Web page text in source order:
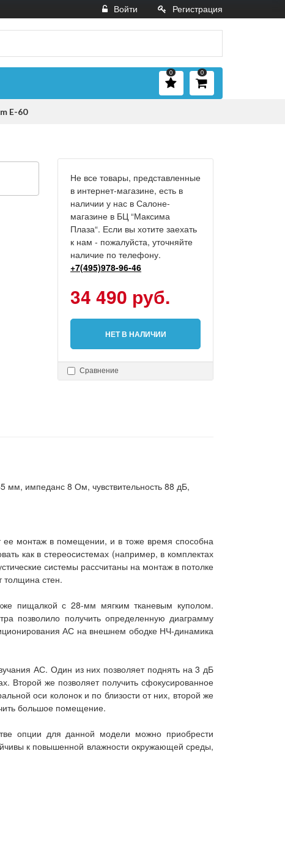
Войти Регистрация
0
0
E-60
Не все товары, представленные
в интернет-магазине, есть в
наличии у нас в Салоне-
магазине в БЦ “Максима
Плаза“. Если вы хотите заехать
к нам - пожалуйста, уточняйте
наличие по телефону.
+7(495)978-96-46
34 490 руб.
НЕТ В НАЛИЧИИ
Сравнение
мм, импеданс 8 Ом, чувствительность 88 дБ,
ее монтаж в помещении, и в тоже время способна
как в стереосистемах (например, в комплектах
системы рассчитаны на монтаж в потолке
толщина стен.
пищалкой с 28-мм мягким тканевым куполом.
позволило получить определенную диаграмму
АС на внешнем ободке НЧ-динамика
АС. Один из них позволяет поднять на 3 дБ
Второй же позволяет получить сфокусированное
оси колонок и по близости от них, второй же
большое помещение.
опции для данной модели можно приобрести
к повышенной влажности окружающей среды,